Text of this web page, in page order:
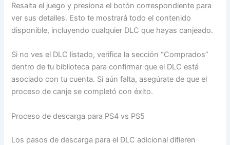
Resalta el juego y presiona el botón correspondiente para
ver sus detalles. Esto te mostrará todo el contenido
disponible, incluyendo cualquier DLC que hayas canjeado.
Si no ves el DLC listado, verifica la sección “Comprados”
dentro de tu biblioteca para confirmar que el DLC está
asociado con tu cuenta. Si aún falta, asegúrate de que el
proceso de canje se completó con éxito.
Proceso de descarga para PS4 vs PS5
Los pasos de descarga para el DLC adicional difieren